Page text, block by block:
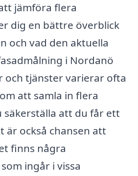
jämföra flera
dig en bättre överblick
och vad den aktuella
i Nordanö
och tjänster varierar ofta
att samla in flera
säkerställa att du får ett
är också chansen att
finns några
ingår i vissa